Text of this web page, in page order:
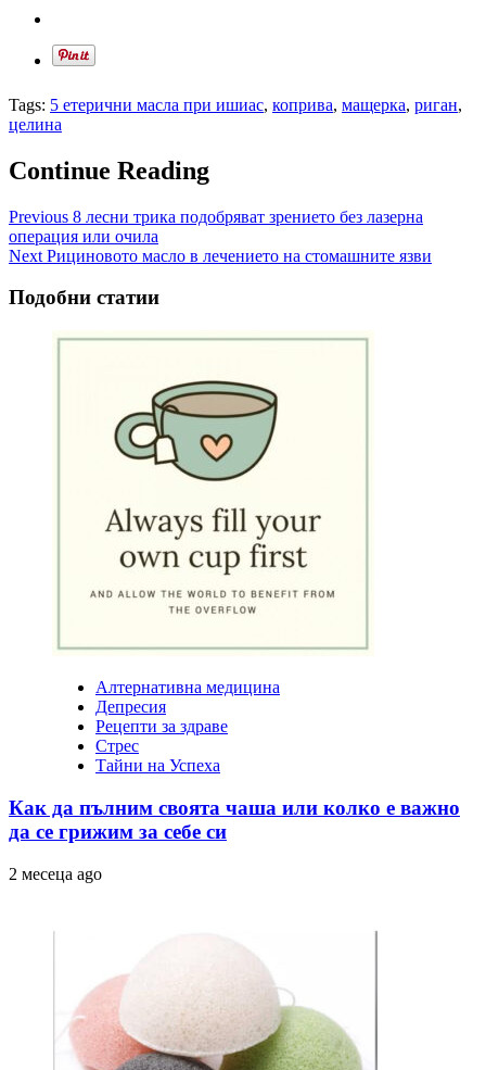
Tags: 5 етерични масла при ишиас, коприва, мащерка, риган,
целина
Continue Reading
Previous 8 лесни трика подобряват зрението без лазерна
операция или очила
Next Рициновото масло в лечението на стомашните язви
Подобни статии
Алтернативна медицина
Депресия
Рецепти за здраве
Стрес
Тайни на Успеха
Как да пълним своята чаша или колко е важно
да се грижим за себе си
2 месеца ago